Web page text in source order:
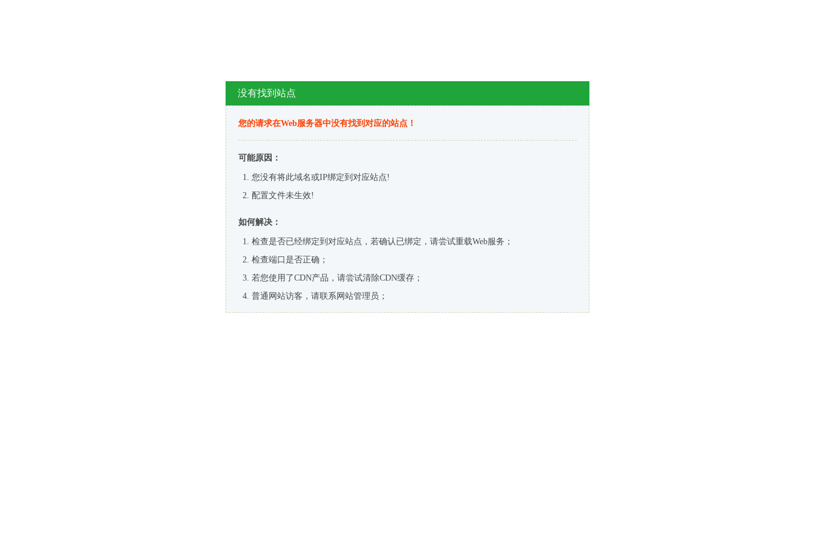
没有找到站点
您的请求在Web服务器中没有找到对应的站点！
可能原因：
您没有将此域名或IP绑定到对应站点!
配置文件未生效!
如何解决：
检查是否已经绑定到对应站点，若确认已绑定，请尝试重载Web服务；
检查端口是否正确；
若您使用了CDN产品，请尝试清除CDN缓存；
普通网站访客，请联系网站管理员；